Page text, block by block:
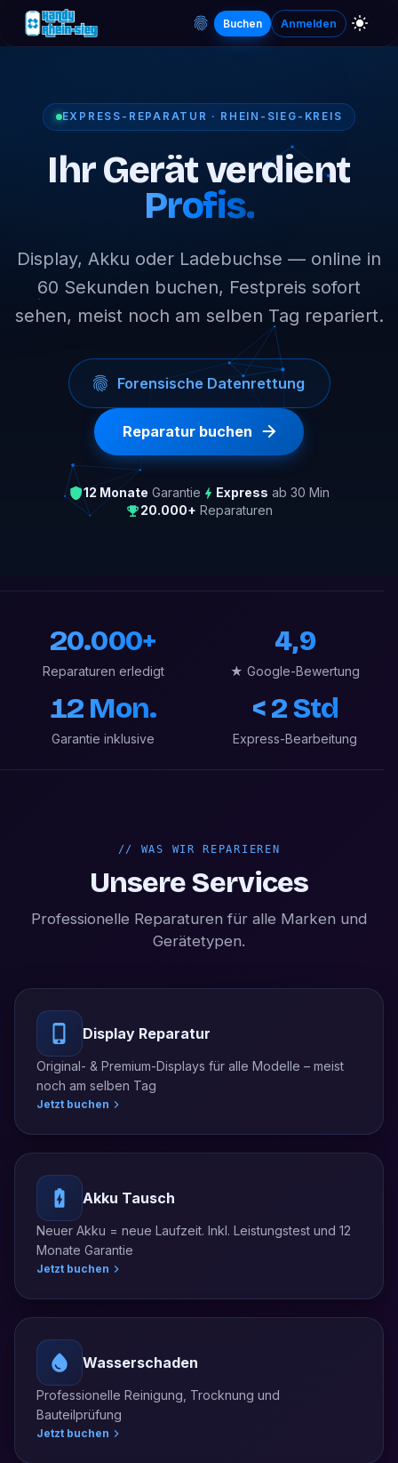
Buchen Anmelden
EXPRESS-REPARATUR · RHEIN-SIEG-KREIS
Ihr Gerät verdient
Profis.
Display, Akku oder Ladebuchse — online in
60 Sekunden buchen, Festpreis sofort
sehen, meist noch am selben Tag repariert.
Forensische Datenrettung
Reparatur buchen
12 Monate Garantie Express ab 30 Min
20.000+ Reparaturen
20.000+
Reparaturen erledigt
4,9
★ Google-Bewertung
12 Mon.
Garantie inklusive
< 2 Std
Express-Bearbeitung
// WAS WIR REPARIEREN
Unsere Services
Professionelle Reparaturen für alle Marken und
Gerätetypen.
Display Reparatur
Original- & Premium-Displays für alle Modelle – meist
noch am selben Tag
Jetzt buchen
Akku Tausch
Neuer Akku = neue Laufzeit. Inkl. Leistungstest und 12
Monate Garantie
Jetzt buchen
Wasserschaden
Professionelle Reinigung, Trocknung und
Bauteilprüfung
Jetzt buchen